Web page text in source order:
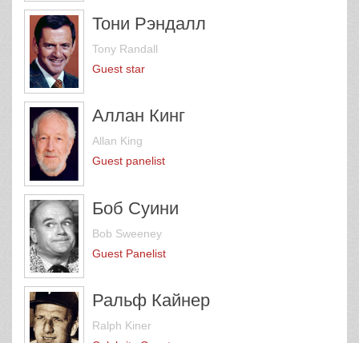
Тони Рэндалл
Tony Randall
Guest star
Аллан Кинг
Allan King
Guest panelist
Боб Суини
Bob Sweeney
Guest Panelist
Ральф Кайнер
Ralph Kiner